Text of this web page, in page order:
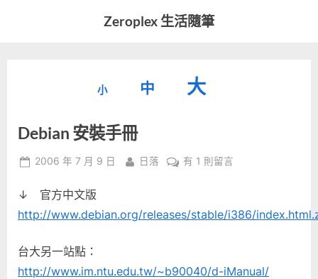
Zeroplex 生活隨筆
發
活
事
小
型
小。
中
重
型
小。
大
字
大
Debian 安裝手冊
Posted
2006 年 7 月 9 日 By
日落
在
裝
有 1 則留言
↓ 官方中文版
http://www.debian.org/releases/stable/i386/
台大另一站點：
http://www.im.ntu.edu.tw/~b90040/d-iManual/